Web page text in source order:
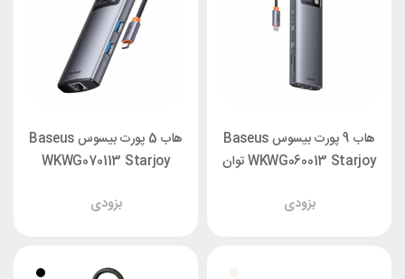
هاب 9 پورت بیسوس Baseus
WKWG060013 Starjoy توان
بزودی
هاب 5 پورت بیسوس Baseus
WKWG070113 Starjoy
بزودی